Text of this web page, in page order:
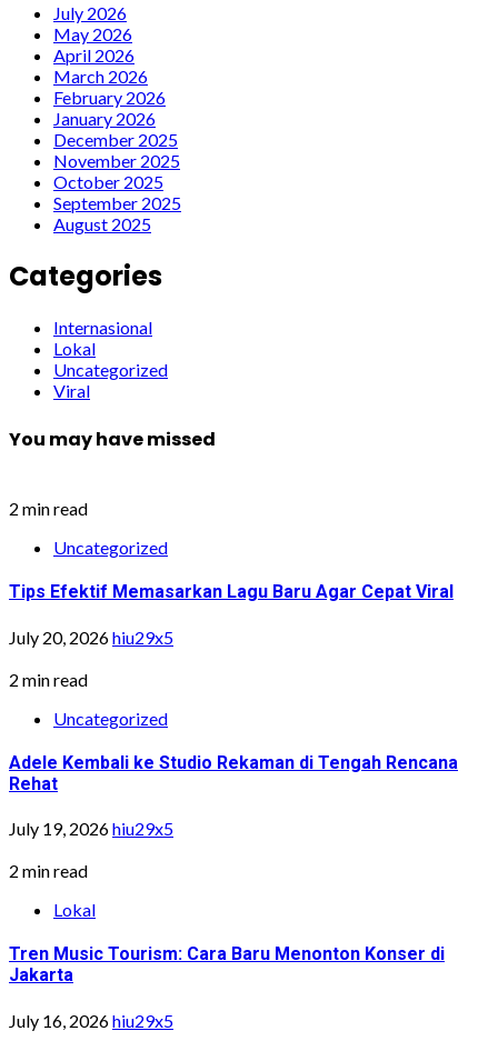
July 2026
May 2026
April 2026
March 2026
February 2026
January 2026
December 2025
November 2025
October 2025
September 2025
August 2025
Categories
Internasional
Lokal
Uncategorized
Viral
You may have missed
2 min read
Uncategorized
Tips Efektif Memasarkan Lagu Baru Agar Cepat Viral
July 20, 2026hiu29x5
2 min read
Uncategorized
Adele Kembali ke Studio Rekaman di Tengah Rencana
Rehat
July 19, 2026hiu29x5
2 min read
Lokal
Tren Music Tourism: Cara Baru Menonton Konser di
Jakarta
July 16, 2026hiu29x5